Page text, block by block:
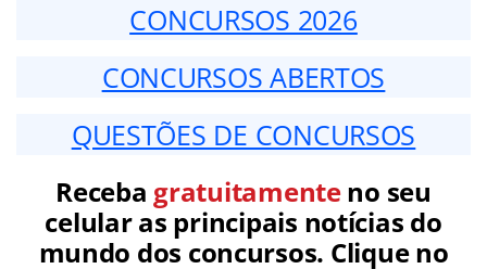
CONCURSOS 2026
CONCURSOS ABERTOS
QUESTÕES DE CONCURSOS
Receba gratuitamenteno seu
celular as principais notícias do
mundo dos concursos. Clique no